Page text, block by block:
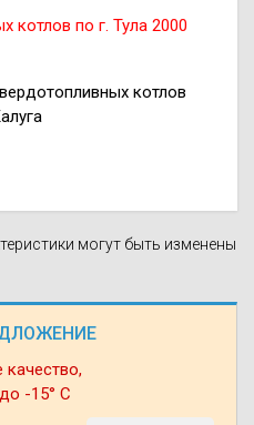
качество,
-15° С
котлов по г. Тула 2000
котлов
могут быть изменены